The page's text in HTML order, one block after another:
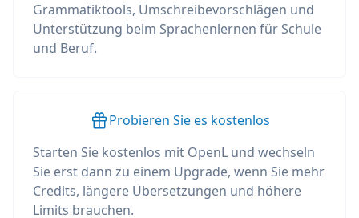
Grammatiktools, Umschreibevorschlägen und
Unterstützung beim Sprachenlernen für Schule
und Beruf.
Probieren Sie es kostenlos
Starten Sie kostenlos mit OpenL und wechseln
Sie erst dann zu einem Upgrade, wenn Sie mehr
Credits, längere Übersetzungen und höhere
Limits brauchen.